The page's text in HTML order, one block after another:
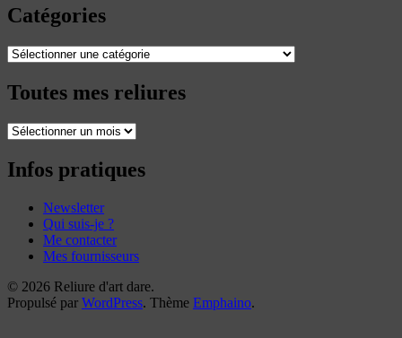
Catégories
Catégories
Toutes mes reliures
Toutes
reliures
Infos pratiques
Newsletter
Qui suis-je ?
Me contacter
Mes fournisseurs
© 2026 Reliure d'art dare.
Propulsé par WordPress. Thème Emphaino.